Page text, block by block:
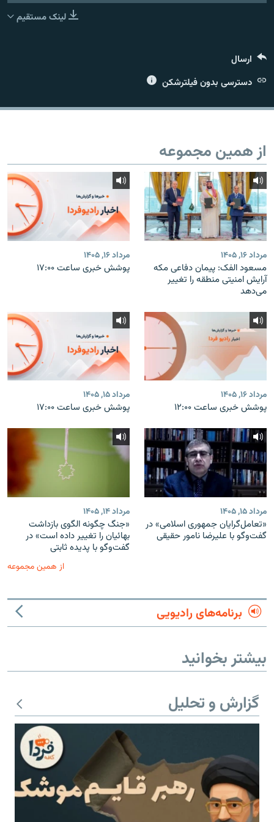
لینک مستقیم
ارسال
دسترسی بدون فیلترشکن
از همین مجموعه
مرداد ۱۶, ۱۴۰۵
مسعود الفک: پیمان دفاعی مکه
آرایش امنیتی منطقه را تغییر
می‌دهد
مرداد ۱۶, ۱۴۰۵
پوشش خبری ساعت ۱۷:۰۰
مرداد ۱۶, ۱۴۰۵
پوشش خبری ساعت ۱۲:۰۰
مرداد ۱۵, ۱۴۰۵
پوشش خبری ساعت ۱۷:۰۰
مرداد ۱۵, ۱۴۰۵
«تعامل‌گرایان جمهوری اسلامی» در
گفت‌وگو با علیرضا نامور حقیقی
مرداد ۱۴, ۱۴۰۵
«جنگ چگونه الگوی بازداشت
بهائیان را تغییر داده است» در
گفت‌وگو با پدیده ثابتی
از همین مجموعه
برنامه‌های رادیویی
بیشتر بخوانید
گزارش و تحلیل